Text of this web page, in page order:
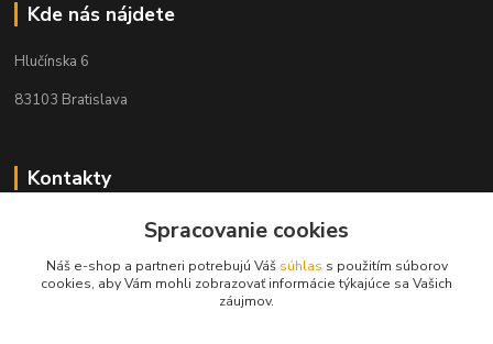
Kde nás nájdete
Hlučínska 6
83103 Bratislava
Kontakty
+421 908 678 479
info@audiovideoshop.sk
Spracovanie cookies
Náš e-shop a partneri potrebujú Váš súhlas s použitím súborov
cookies, aby Vám mohli zobrazovať informácie týkajúce sa Vašich
záujmov.